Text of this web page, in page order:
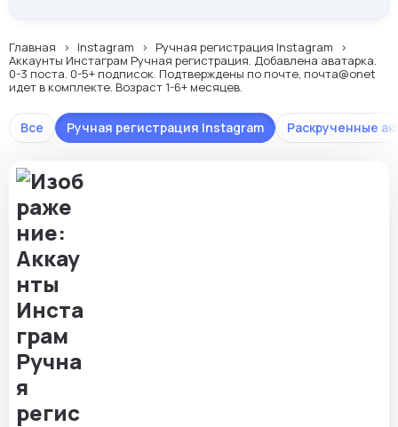
Главная Instagram
Ручная регистрация Instagram
Аккаунты Инстаграм Ручная регистрация. Добавлена аватарка.
0-3 поста. 0-5+ подписок. Подтверждены по почте, почта@onet
идет в комплекте. Возраст 1-6+ месяцев.
Все Ручная регистрация Instagram Раскрученные